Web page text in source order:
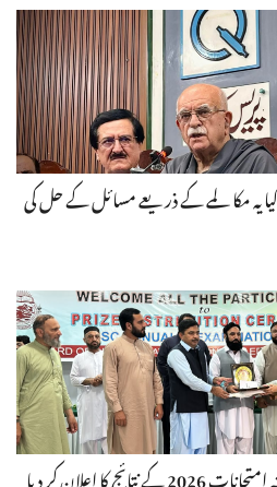
یہ مکالمے کے ذریعے مسائل کے حل کی
کا اعلان کر دیا